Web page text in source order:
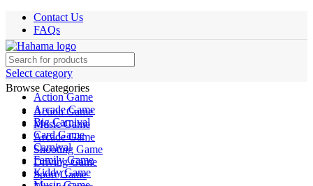
Contact Us
FAQs
Select category
Action Game
Arcade Game
Big Carnival
Card Game
Carnival
Family Game
Kiddy Game
Browse Categories
Action Game
Music Game
Arcade Game
Shooting Game
Driving Game
Sport Game